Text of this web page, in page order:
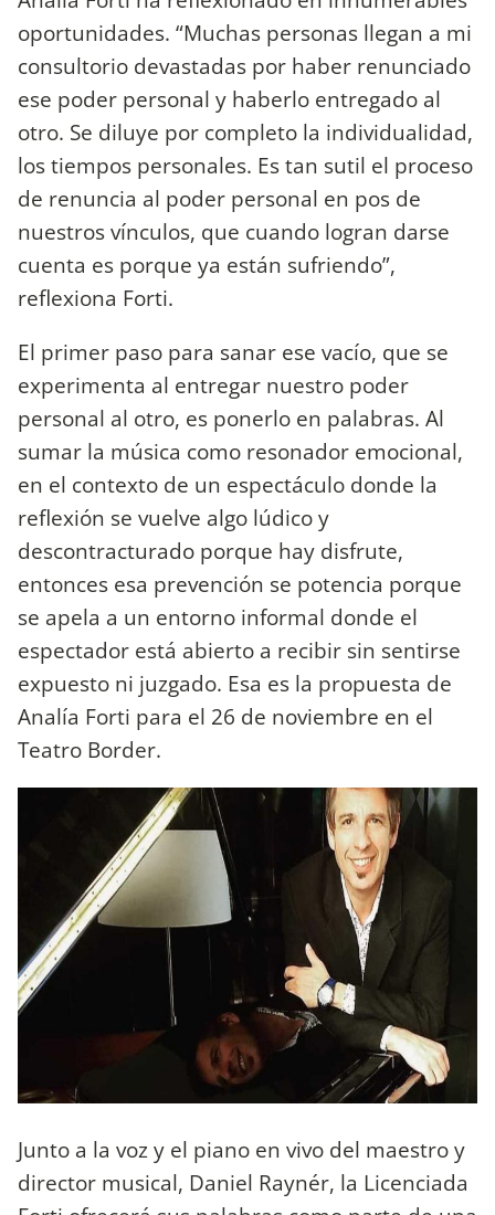
oportunidades. “Muchas personas llegan a mi
consultorio devastadas por haber renunciado
ese poder personal y haberlo entregado al
otro. Se diluye por completo la individualidad,
los tiempos personales. Es tan sutil el proceso
de renuncia al poder personal en pos de
nuestros vínculos, que cuando logran darse
cuenta es porque ya están sufriendo”,
reflexiona Forti.
El primer paso para sanar ese vacío, que se
experimenta al entregar nuestro poder
personal al otro, es ponerlo en palabras. Al
sumar la música como resonador emocional,
en el contexto de un espectáculo donde la
reflexión se vuelve algo lúdico y
descontracturado porque hay disfrute,
entonces esa prevención se potencia porque
se apela a un entorno informal donde el
espectador está abierto a recibir sin sentirse
expuesto ni juzgado. Esa es la propuesta de
Analía Forti para el 26 de noviembre en el
Teatro Border.
Junto a la voz y el piano en vivo del maestro y
director musical, Daniel Raynér, la Licenciada